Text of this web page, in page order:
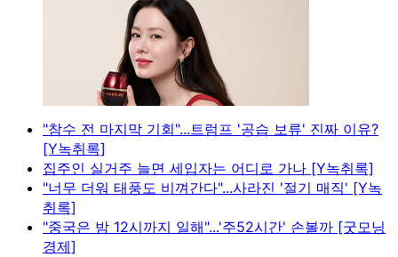
"참수 전 마지막 기회"...트럼프 '공습 보류' 진짜 이유?
[Y녹취록]
집주인 실거주 늘면 세입자는 어디로 가나 [Y녹취록]
"너무 더워 태풍도 비껴간다"...사라진 '절기 매직' [Y녹
취록]
"중국은 밤 12시까지 일해"...'주52시간' 손볼까 [굿모닝
경제]